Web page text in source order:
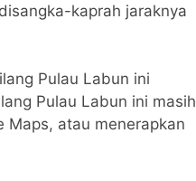
kaprah jaraknya
Pulau Labun ini
Pulau Labun ini masih
Maps, atau menerapkan